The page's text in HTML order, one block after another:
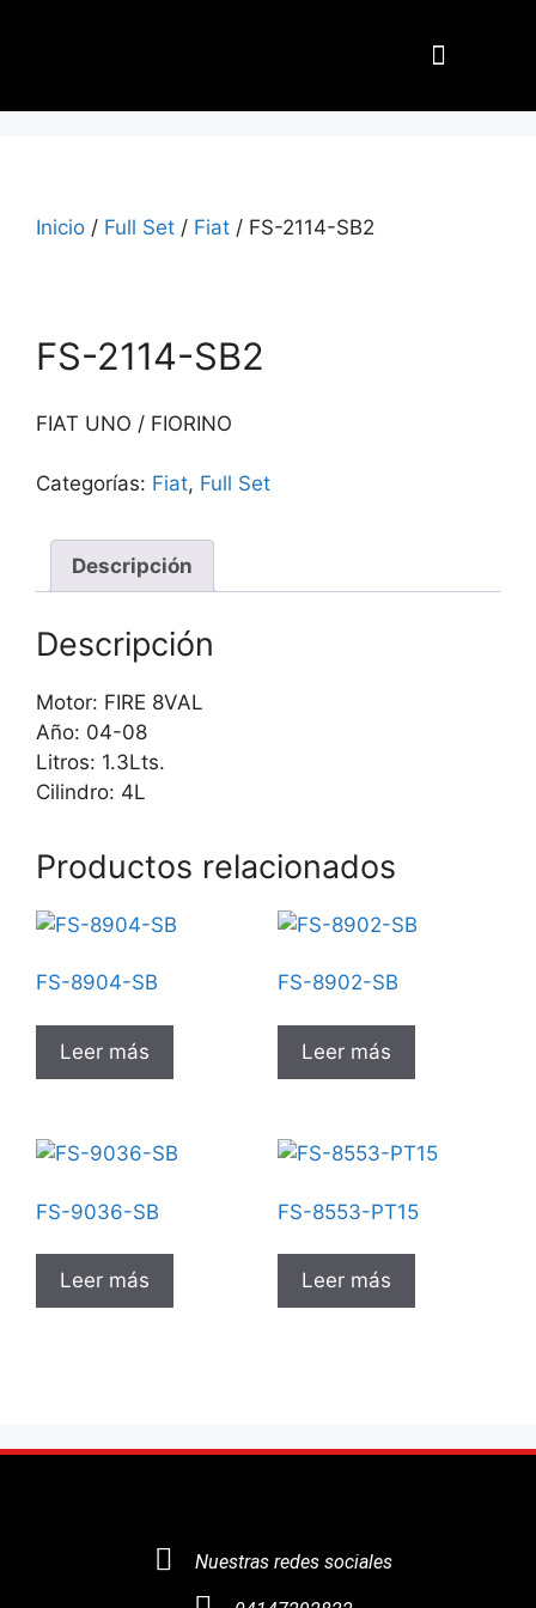
Inicio / Full Set / Fiat / FS-2114-SB2
FS-2114-SB2
FIAT UNO / FIORINO
Categorías: Fiat, Full Set
Descripción
Descripción
Motor: FIRE 8VAL
Año: 04-08
Litros: 1.3Lts.
Cilindro: 4L
Productos relacionados
FS-8904-SB
Leer más
FS-8902-SB
Leer más
FS-9036-SB
Leer más
FS-8553-PT15
Leer más
Nuestras redes sociales